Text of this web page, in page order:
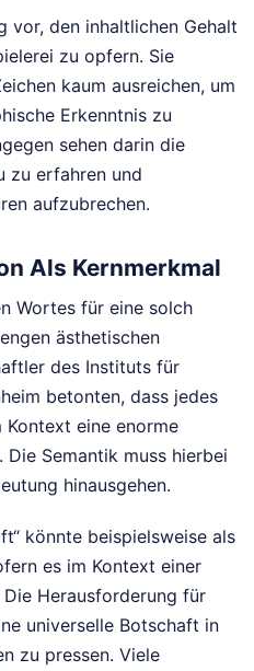
vor, den inhaltlichen Gehalt
zu opfern. Sie
kaum ausreichen, um
Erkenntnis zu
sehen darin die
zu erfahren und
aufzubrechen.
Als Kernmerkmal
Wortes für eine solch
ästhetischen
des Instituts für
betonten, dass jedes
Kontext eine enorme
Semantik muss hierbei
hinausgehen.
könnte beispielsweise als
es im Kontext einer
Herausforderung für
universelle Botschaft in
zu pressen. Viele